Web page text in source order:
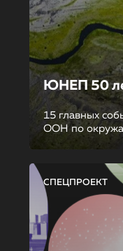
ЮНЕП 50
15 главных
ООН по
СПЕЦПРОЕКТ